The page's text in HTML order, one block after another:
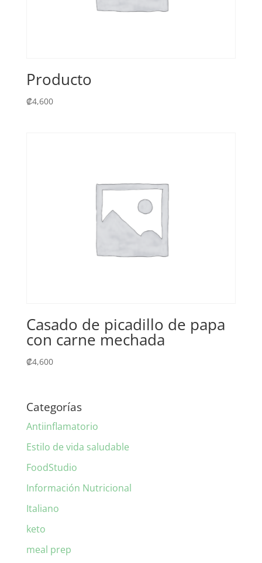
Producto
₡4,600
Casado de picadillo de papa
con carne mechada
₡4,600
Categorías
Antiinflamatorio
Estilo de vida saludable
FoodStudio
Información Nutricional
Italiano
keto
meal prep